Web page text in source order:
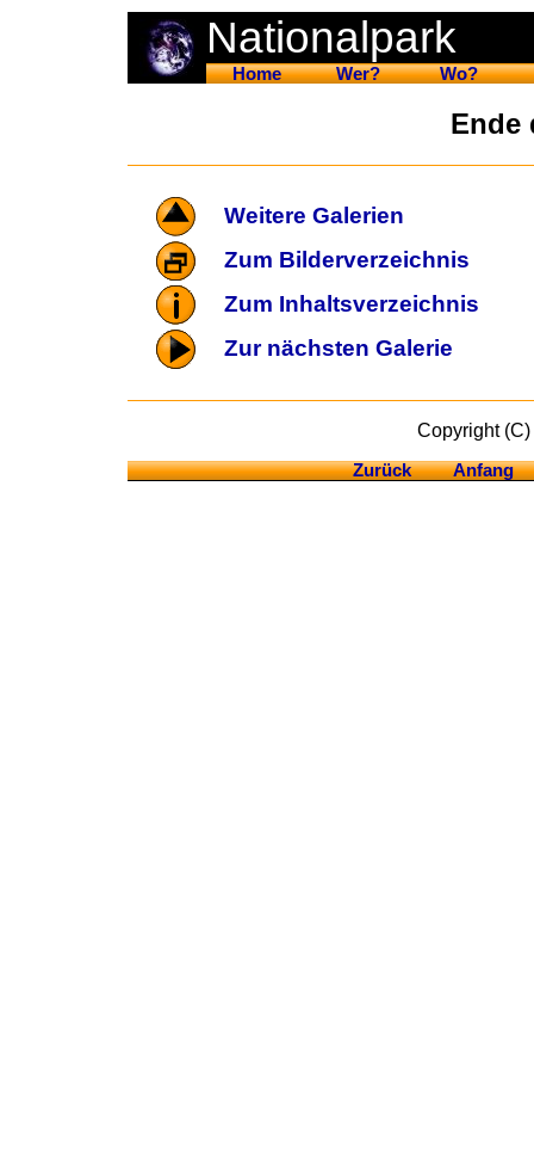
Nationalpark
Home Wer? Wo?
Ende
Weitere Galerien
Zum Bilderverzeichnis
Zum Inhaltsverzeichnis
Zur nächsten Galerie
Copyright
Zurück Anfang